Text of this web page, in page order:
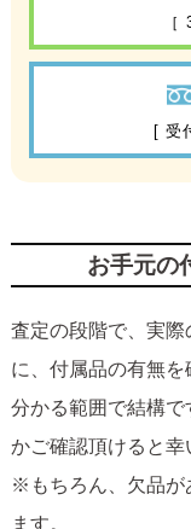
［
[ 受
お手元の
査定の段階で、実
に、付属品の有無を
分かる範囲で結構
かご確認頂けると幸
※もちろん、欠品が
ます。